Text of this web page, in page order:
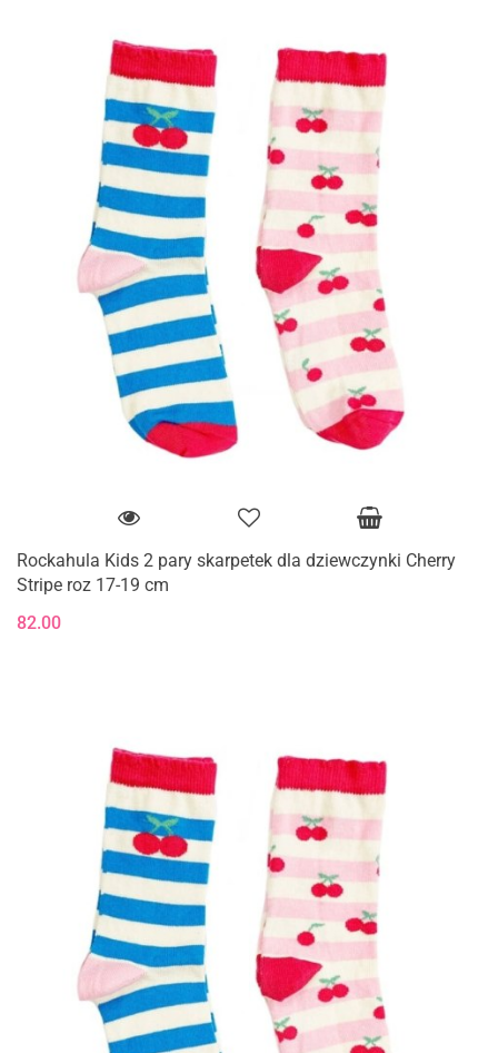
Rockahula Kids 2 pary skarpetek dla dziewczynki Cherry
Stripe roz 17-19 cm
82.00